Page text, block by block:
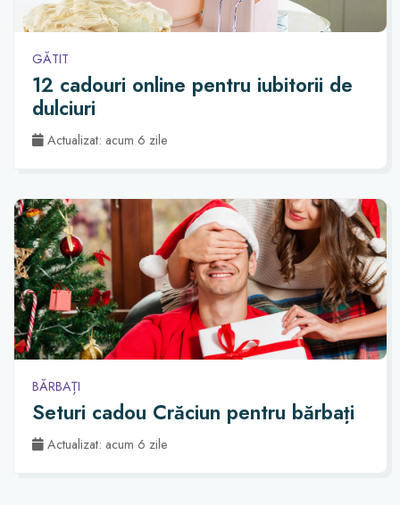
GĂTIT
12 cadouri online pentru iubitorii de
dulciuri
Actualizat: acum 6 zile
BĂRBAȚI
Seturi cadou Crăciun pentru bărbați
Actualizat: acum 6 zile